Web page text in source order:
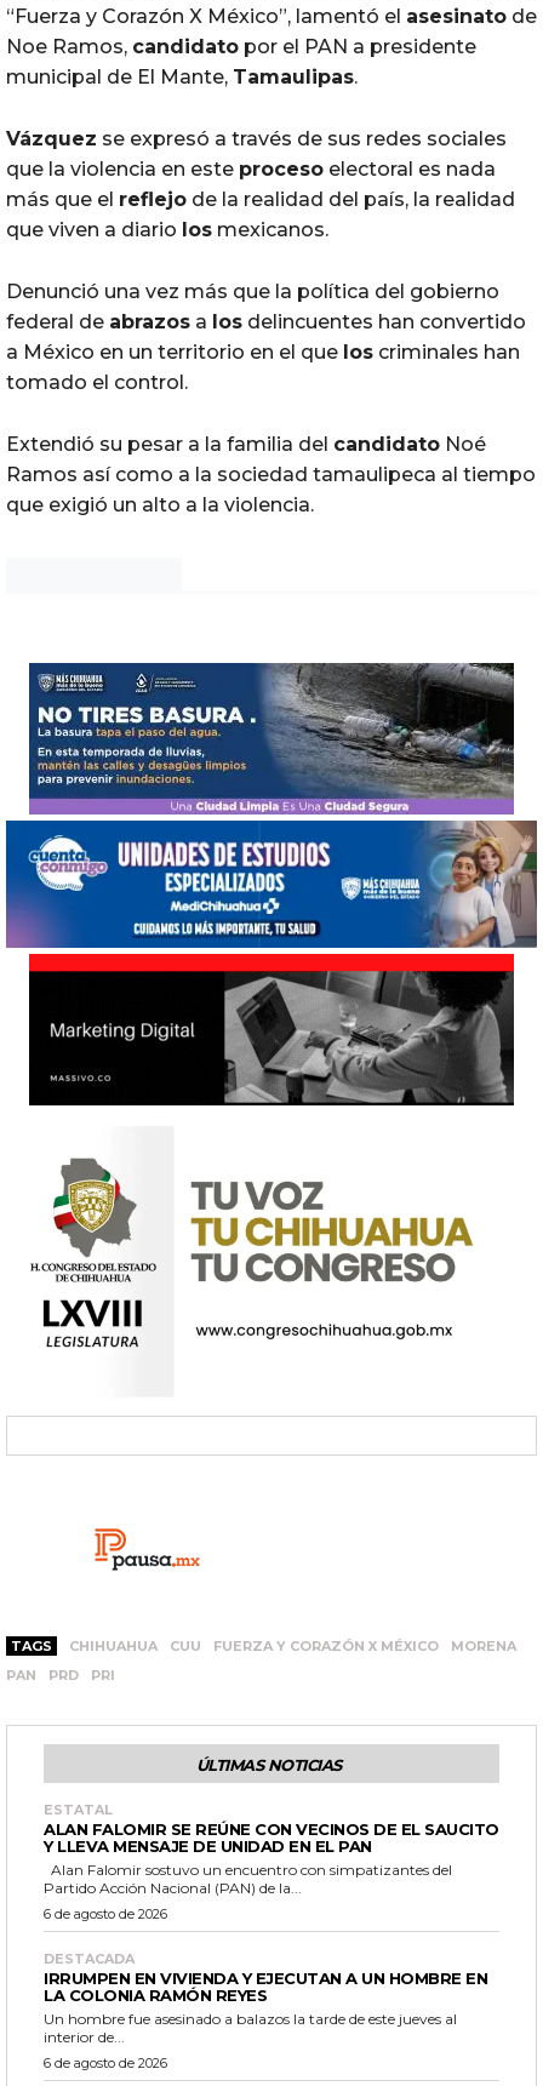
“Fuerza y Corazón X México”, lamentó el asesinato de
Noe Ramos, candidato por el PAN a presidente
municipal de El Mante, Tamaulipas.
Vázquez se expresó a través de sus redes sociales
que la violencia en este proceso electoral es nada
más que el reflejo de la realidad del país, la realidad
que viven a diario los mexicanos.
Denunció una vez más que la política del gobierno
federal de abrazos a los delincuentes han convertido
a México en un territorio en el que los criminales han
tomado el control.
Extendió su pesar a la familia del candidato Noé
Ramos así como a la sociedad tamaulipeca al tiempo
que exigió un alto a la violencia.
TAGS CHIHUAHUA CUU FUERZA Y CORAZÓN X MÉXICO
MORENA
PAN
PRD PRI
ÚLTIMAS NOTICIAS
ESTATAL
ALAN FALOMIR SE REÚNE CON VECINOS DE EL SAUCITO
Y LLEVA MENSAJE DE UNIDAD EN EL PAN
Partido Acción Nacional (PAN) de la...
6 de agosto de 2026
DESTACADA
IRRUMPEN EN VIVIENDA Y EJECUTAN A UN HOMBRE EN
LA COLONIA RAMÓN REYES
Un hombre fue asesinado a balazos la tarde de este jueves al
interior de...
6 de agosto de 2026